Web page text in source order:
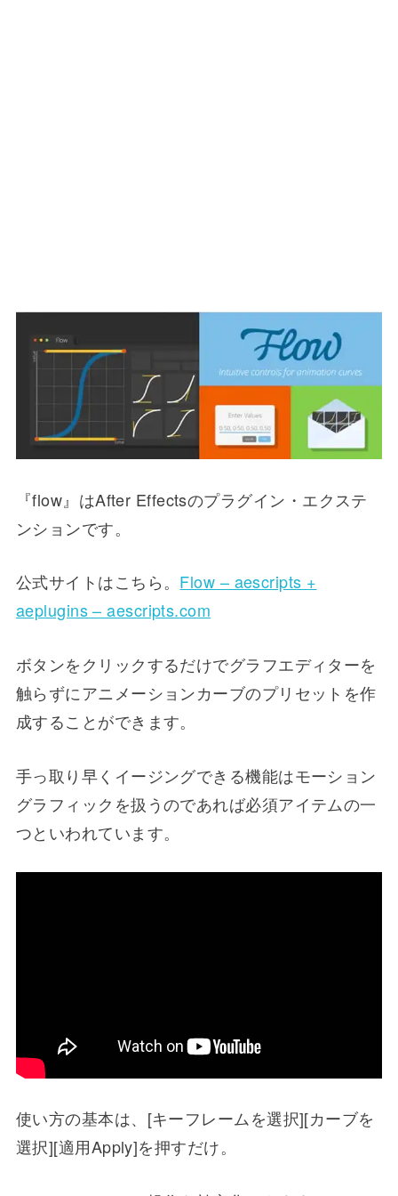
『flow』はAfter Effectsのプラグイン・エクステ
ンションです。
公式サイトはこちら。 Flow – aescripts +
aeplugins – aescripts.com
ボタンをクリックするだけでグラフエディターを
触らずにアニメーションカーブのプリセットを作
成することができます。
手っ取り早くイージングできる機能はモーション
グラフィックを扱うのであれば必須アイテムの一
つといわれています。
使い方の基本は、[キーフレームを選択][カーブを
選択][適用Apply]を押すだけ。